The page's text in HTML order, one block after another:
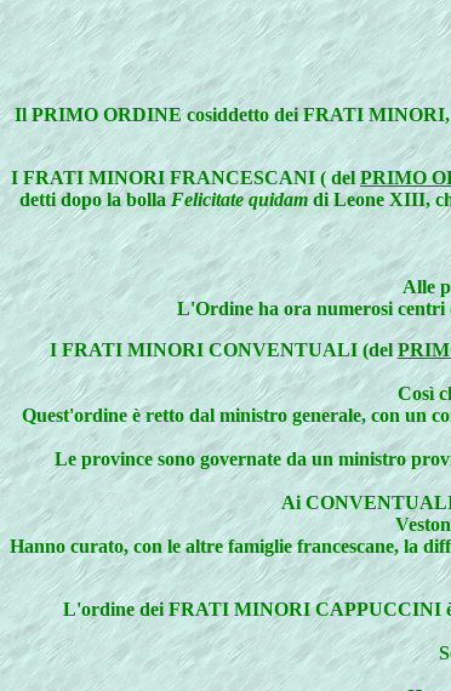
IlPRIMO ORDINE cosiddetto dei FRATI MINORI,
I FRATI MINORI FRANCESCANI ( del PRIMO
detti dopo la bollaFelicitate quidamdi Leone XIII,
Alle
L'Ordine ha ora numerosi centri
IFRATI MINORI CONVENTUALI (del
Così
Quest'ordine è retto dal ministro generale, con un
Le province sono governate da un ministro
Ai CONVENTUALI
Hanno curato, con le altre famiglie francescane, la
L'ordine dei FRATI MINORI CAPPUCCINI è